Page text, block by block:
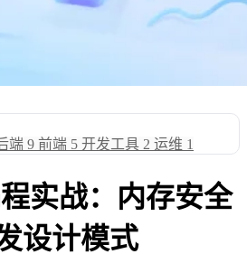
端 9 前端 5 开发工具 2 运维 1
实战：内存安全
设计模式